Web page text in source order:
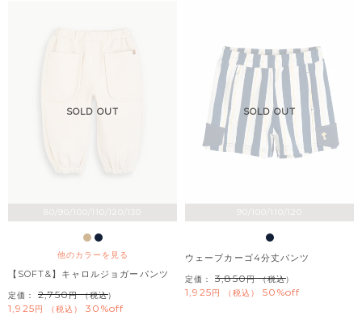
80/90/100/110/120/130
他のカラーを見る
SOLD OUT
【SOFT&】キャロルジョガーパンツ
定価： 2,750 （税込）
1,925 税込 30%off
SOLD OUT
ウェーブカーゴ4分丈パンツ
定価： 3,850 （税込）
1,925 税込 50%off